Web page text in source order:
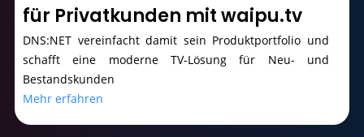
für Privatkunden mit waipu.tv
DNS:NET vereinfacht damit sein Produktportfolio und
schafft eine moderne TV-Lösung für Neu- und
Bestandskunden
Mehr erfahren